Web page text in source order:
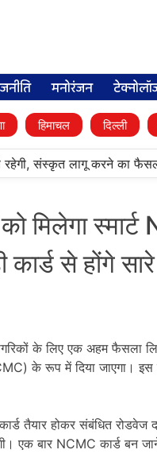
मनोरंजन
हिमाचल दिल्ली
संस्कृत लागू करने का फैसला
को मिलेगा
से होंगे
के लिए एक अहम फैसला
के रूप में दिया जाएगा।
तैयार होकर संबंधित
एक बार NCMC कार्ड बन